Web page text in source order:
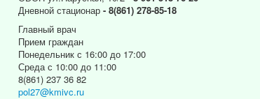
Дневной стационар - 8(861) 278-85-18
Главный врач
Прием граждан
Понедельник с 16:00 до 17:00
Среда с 10:00 до 11:00
8(861) 237 36 82
pol27@kmivc.ru